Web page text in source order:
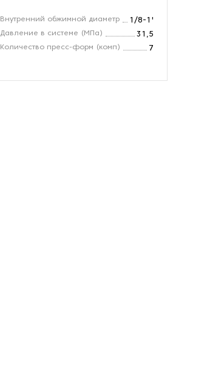
Внутренний обжимной диаметр
1/8-1'
Давление в системе (МПа)
31,5
Количество пресс-форм (комп)
7